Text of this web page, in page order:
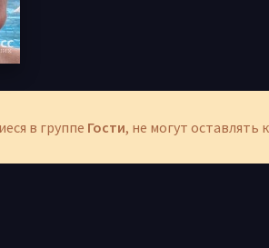
в группе Гости, не могут оставлять